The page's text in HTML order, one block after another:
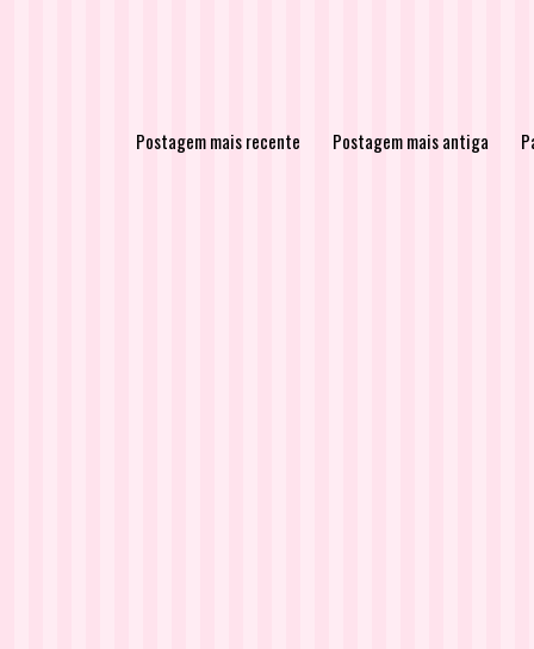
Postagem mais recente Postagem mais antiga